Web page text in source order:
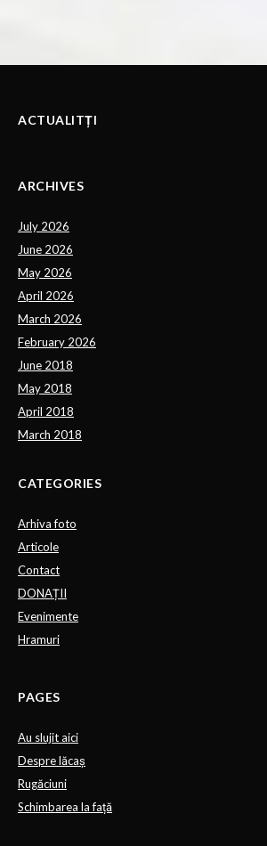
ACTUALITȚI
ARCHIVES
July 2026
June 2026
May 2026
April 2026
March 2026
February 2026
June 2018
May 2018
April 2018
March 2018
CATEGORIES
Arhiva foto
Articole
Contact
DONAȚII
Evenimente
Hramuri
PAGES
Au slujit aici
Despre lăcaș
Rugăciuni
Schimbarea la față